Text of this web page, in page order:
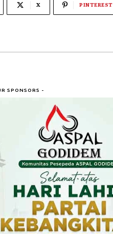
X PINTEREST
SPONSORS -